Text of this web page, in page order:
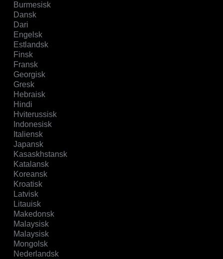
Burmesisk
Dansk
Dari
Engelsk
Estlandsk
Finsk
Fransk
Georgisk
Gresk
Hebraisk
Hindi
Hviterussisk
Indonesisk
Italiensk
Japansk
Kasaskhstansk
Katalansk
Koreansk
Kroatisk
Latvisk
Litauisk
Makedonsk
Malaysisk
Malaysisk
Mongolsk
Nederlandsk